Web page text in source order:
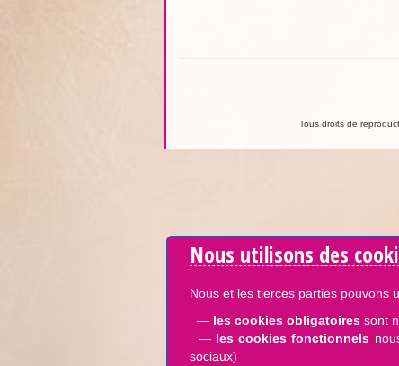
Tous droits de
Nous utilisons des
Nous et les tierces parties pouvons
— les cookies obligatoiressont
— les cookies fonctionnels
sociaux)